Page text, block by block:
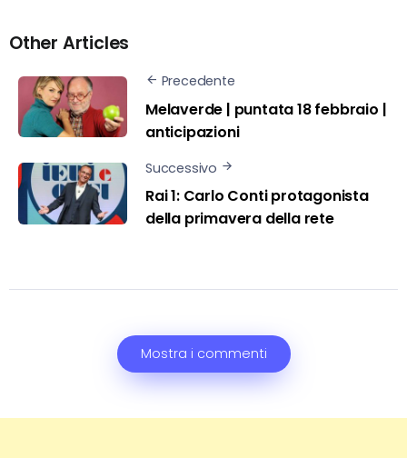
Other Articles
Precedente
Melaverde | puntata 18 febbraio |
anticipazioni
Successivo
Rai 1: Carlo Conti protagonista
della primavera della rete
Mostra i commenti